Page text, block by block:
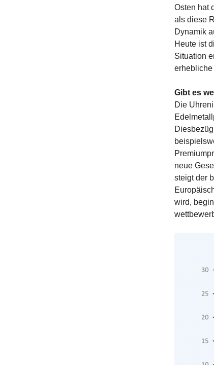
Osten hat
als diese
Dynamik
Heute ist
Situation
Gibt es
Die
neue
steigt der
wird,